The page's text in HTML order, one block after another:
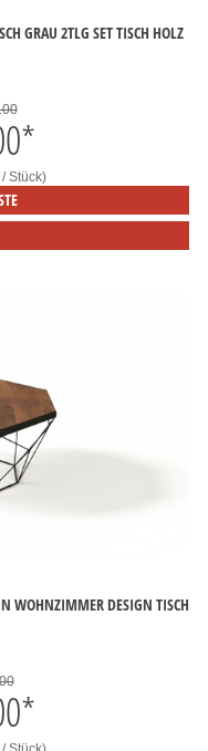
GRAU 2TLG SET TISCH HOLZ
*
Stück)
WOHNZIMMER DESIGN TISCH
*